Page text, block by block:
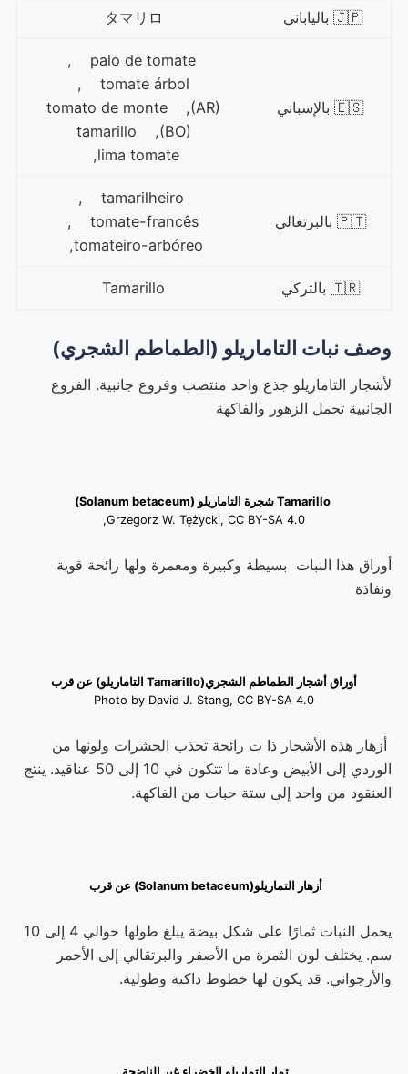
🇯🇵 بالياباني
🇪🇸 بالإسباني
palo de tomate ,
tomate árbol ,
tomato de monte ,(AR)
tamarillo ,(BO)
lima tomate,
🇵🇹 بالبرتغالي
tomate-francês ,
tomateiro-arbóreo,
🇹🇷 بالتركي
وصف نبات التاماريلو (الطماطم الشجري)
لأشجار التاماريلو جذع واحد منتصب وفروع جانبية. الفروع
الجانبية تحمل الزهور والفاكهة
Grzegorz W. Tężycki, CC BY-SA 4.0,
أوراق هذا النبات بسيطة وكبيرة ومعمرة ولها رائحة قوية
ونفاذة
أوراق أشجار الطماطم الشجري(Tamarillo التاماريلو) عن قرب
Photo by David J. Stang, CC BY-SA 4.0
أزهار هذه الأشجار ذا ت رائحة تجذب الحشرات ولونها من
الوردي إلى الأبيض وعادة ما تتكون في 10 إلى 50 عناقيد. ينتج
العنقود من واحد إلى ستة حبات من الفاكهة.
أزهار التماريلو(Solanum betaceum) عن قرب
يحمل النبات ثمارًا على شكل بيضة يبلغ طولها حوالي 4 إلى 10
سم. يختلف لون الثمرة من الأصفر والبرتقالي إلى الأحمر
والأرجواني. قد يكون لها خطوط داكنة وطولية.